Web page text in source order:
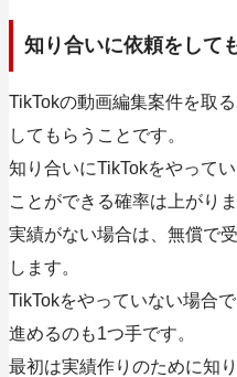
知り合いに依頼をして
TikTokの動画編集案件を取
してもらうことです。
知り合いにTikTokをやって
ことができる確率は上がりま
実績がない場合は、無償で
します。
TikTokをやっていない場合
進めるのも1つ手です。
最初は実績作りのために知